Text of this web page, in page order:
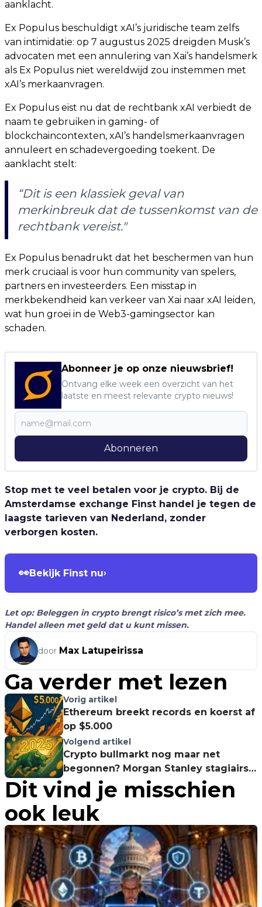
aanklacht.
Ex Populus beschuldigt xAI’s juridische team zelfs
van intimidatie: op 7 augustus 2025 dreigden Musk’s
advocaten met een annulering van Xai’s handelsmerk
als Ex Populus niet wereldwijd zou instemmen met
xAI’s merkaanvragen.
Ex Populus eist nu dat de rechtbank xAI verbiedt de
naam te gebruiken in gaming- of
blockchaincontexten, xAI’s handelsmerkaanvragen
annuleert en schadevergoeding toekent. De
aanklacht stelt:
“Dit is een klassiek geval van
merkinbreuk dat de tussenkomst van de
rechtbank vereist."
Ex Populus benadrukt dat het beschermen van hun
merk cruciaal is voor hun community van spelers,
partners en investeerders. Een misstap in
merkbekendheid kan verkeer van Xai naar xAI leiden,
wat hun groei in de Web3-gamingsector kan
schaden.
Abonneer je op onze nieuwsbrief!
Ontvang elke week een overzicht van het
laatste en meest relevante crypto nieuws!
Abonneren
Stop met te veel betalen voor je crypto. Bij de
Amsterdamse exchange Finst handel je tegen de
laagste tarieven van Nederland, zonder
verborgen kosten.
👀Bekijk Finst nu›
Let op: Beleggen in crypto brengt risico’s met zich mee.
Handel alleen met geld dat u kunt missen.
door Max Latupeirissa
Ga verder met lezen
Vorig artikel
Ethereum breekt records en koerst af
op $5.000
Volgend artikel
Crypto bullmarkt nog maar net
begonnen? Morgan Stanley stagiairs
dumpen Bitcoin en Ethereum, maar
XRP wint terrein
Dit vind je misschien
ook leuk